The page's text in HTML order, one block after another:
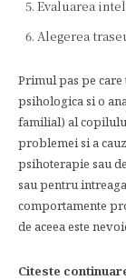
Evaluarea
Alegerea
Primul pas pe
psihologica si o
familial) al
problemei si a
psihoterapie sau
sau pentru
comportamente
de aceea este
Citeste